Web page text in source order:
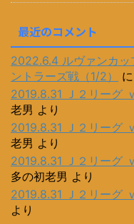
最近のコメント
2022.6.4 ルヴァンカ
ントラーズ戦（1/2）
に
2019.8.31 Ｊ２リーグ
老男 より
2019.8.31 Ｊ２リーグ
老男 より
2019.8.31 Ｊ２リーグ
多の初老男 より
2019.8.31 Ｊ２リーグ
より